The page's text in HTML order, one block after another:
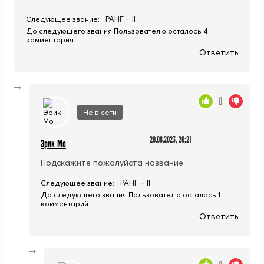
Следующее звание: РАНГ - II
До следующего звания Пользователю осталось 4
комментария
Ответить
Не в сети
Эрик Мо 20.08.2023, 20:21
Подскажите пожалуйста название
0
Следующее звание: РАНГ - II
До следующего звания Пользователю осталось 1
комментарий
Ответить